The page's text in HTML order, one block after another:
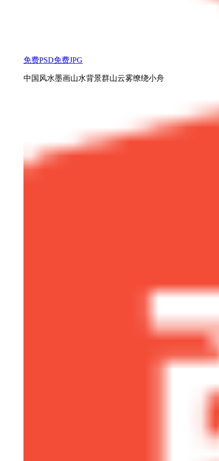
免费PSD免费JPG
中国风水墨画山水背景群山云雾缭绕小舟